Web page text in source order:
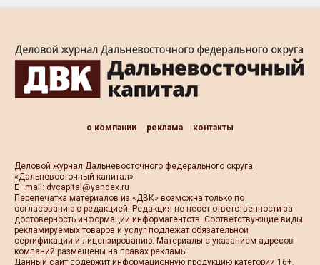
о компании реклама контакты
Деловой журнал Дальневосточного федерального округа
«Дальневосточный капитал»
Е–mail: dvcapital@yandex.ru
Перепечатка материалов из «ДВК» возможна только по
согласованию с редакцией. Редакция не несет ответственности за
достоверность информации информагентств. Соответствующие виды
рекламируемых товаров и услуг подлежат обязательной
сертификации и лицензированию. Материалы с указанием адресов
компаний размещены на правах рекламы.
Данный сайт содержит информационную продукцию категории 16+.